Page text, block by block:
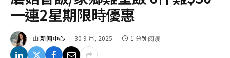
一連2星期限時優惠
由 新闻中心 30 9 月, 2025 1 分钟阅读